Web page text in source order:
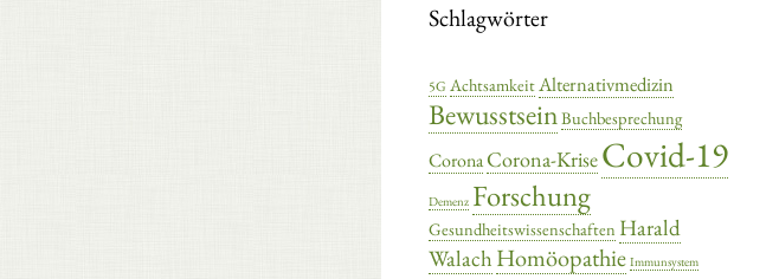
Schlagwörter
5G AchtsamkeitAlternativmedizin
BewusstseinBuchbesprechung
CoronaCorona-KriseCovid-19
Demenz Forschung
Gesundheitswissenschaften Harald
Walach Homöopathie Immunsystem